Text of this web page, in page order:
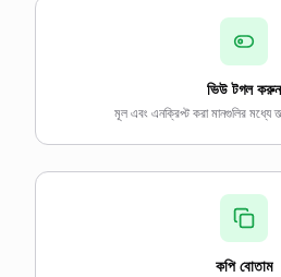
ভিউ টগল করুন
মূল এবং এনক্রিপ্ট করা মানগুলির মধ্যে
কপি বোতাম